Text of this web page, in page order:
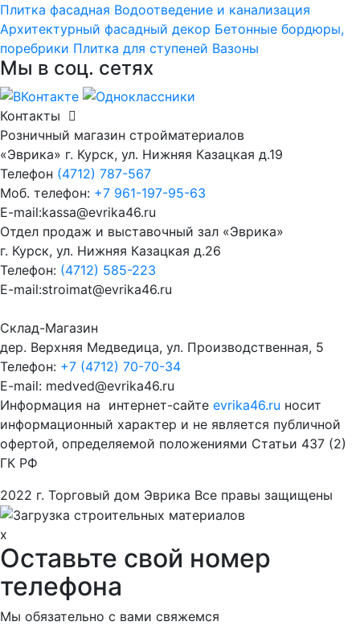
Плитка фасадная Водоотведение и канализация
Архитектурный фасадный декор Бетонные бордюры,
поребрики Плитка для ступеней Вазоны
Мы в соц. сетях
Контакты
Розничный магазин стройматериалов
«Эврика» г. Курск, ул. Нижняя Казацкая д.19
Телефон (4712) 787-567
Моб. телефон: +7 961-197-95-63
E-mail:kassa@evrika46.ru
Отдел продаж и выставочный зал «Эврика»
г. Курск, ул. Нижняя Казацкая д.26
Телефон: (4712) 585-223
E-mail:stroimat@evrika46.ru
Склад-Магазин
дер. Верхняя Медведица, ул. Производственная, 5
Телефон: +7 (4712) 70-70-34
E-mail: medved@evrika46.ru
Информация на интернет-сайте evrika46.ru носит
информационный характер и не является публичной
офертой, определяемой положениями Статьи 437 (2)
ГК РФ
2022 г. Торговый дом Эврика Все правы защищены
x
Оставьте свой номер
телефона
Мы обязательно с вами свяжемся